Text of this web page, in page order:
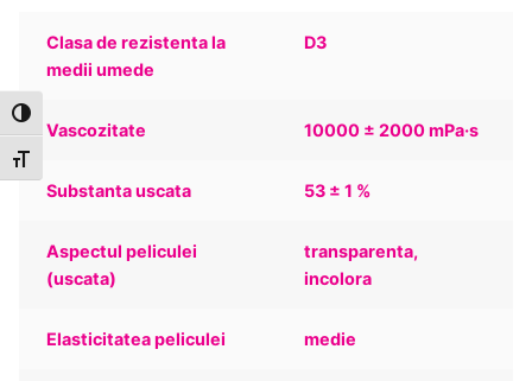
Toggle High Contrast
Toggle Font size
Clasa de rezistenta la
medii umede
D3
Vascozitate 10000 ± 2000 mPa·s
Substanta uscata 53 ± 1 %
Aspectul peliculei
(uscata)
transparenta,
incolora
Elasticitatea peliculei medie